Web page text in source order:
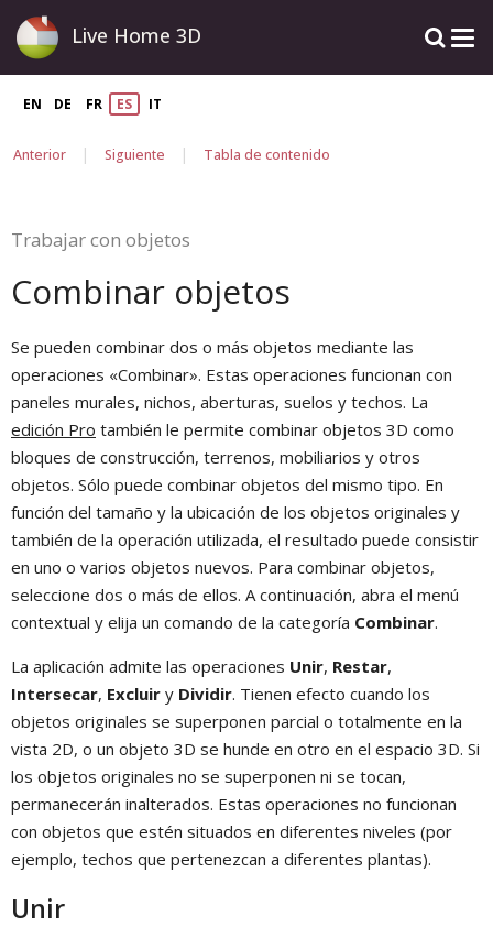
Live Home 3D
EN DE FR ES IT
Anterior | Siguiente | Tabla de contenido
Trabajar con objetos
Combinar objetos
Se pueden combinar dos o más objetos mediante las
operaciones «Combinar». Estas operaciones funcionan con
paneles murales, nichos, aberturas, suelos y techos. La
edición Pro también le permite combinar objetos 3D como
bloques de construcción, terrenos, mobiliarios y otros
objetos. Sólo puede combinar objetos del mismo tipo. En
función del tamaño y la ubicación de los objetos originales y
también de la operación utilizada, el resultado puede consistir
en uno o varios objetos nuevos. Para combinar objetos,
seleccione dos o más de ellos. A continuación, abra el menú
contextual y elija un comando de la categoría Combinar.
La aplicación admite las operaciones Unir, Restar,
Intersecar, Excluir y Dividir. Tienen efecto cuando los
objetos originales se superponen parcial o totalmente en la
vista 2D, o un objeto 3D se hunde en otro en el espacio 3D. Si
los objetos originales no se superponen ni se tocan,
permanecerán inalterados. Estas operaciones no funcionan
con objetos que estén situados en diferentes niveles (por
ejemplo, techos que pertenezcan a diferentes plantas).
Unir